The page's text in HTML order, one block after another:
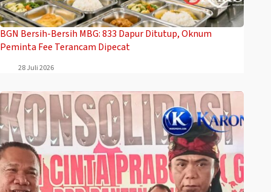
BGN Bersih-Bersih MBG: 833 Dapur Ditutup, Oknum
Peminta Fee Terancam Dipecat
28 Juli 2026